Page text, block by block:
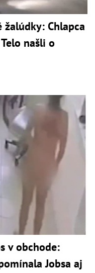
žalúdky: Chlapca
našli o
v obchode:
Jobsa aj